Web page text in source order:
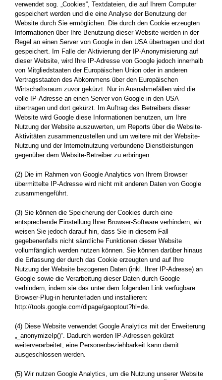
verwendet sog. „Cookies“, Textdateien, die auf Ihrem Computer
gespeichert werden und die eine Analyse der Benutzung der
Website durch Sie ermöglichen. Die durch den Cookie erzeugten
Informationen über Ihre Benutzung dieser Website werden in der
Regel an einen Server von Google in den USA übertragen und dort
gespeichert. Im Falle der Aktivierung der IP-Anonymisierung auf
dieser Website, wird Ihre IP-Adresse von Google jedoch innerhalb
von Mitgliedstaaten der Europäischen Union oder in anderen
Vertragsstaaten des Abkommens über den Europäischen
Wirtschaftsraum zuvor gekürzt. Nur in Ausnahmefällen wird die
volle IP-Adresse an einen Server von Google in den USA
übertragen und dort gekürzt. Im Auftrag des Betreibers dieser
Website wird Google diese Informationen benutzen, um Ihre
Nutzung der Website auszuwerten, um Reports über die Website-
Aktivitäten zusammenzustellen und um weitere mit der Website-
Nutzung und der Internetnutzung verbundene Dienstleistungen
gegenüber dem Website-Betreiber zu erbringen.
(2) Die im Rahmen von Google Analytics von Ihrem Browser
übermittelte IP-Adresse wird nicht mit anderen Daten von Google
zusammengeführt.
(3) Sie können die Speicherung der Cookies durch eine
entsprechende Einstellung Ihrer Browser-Software verhindern; wir
weisen Sie jedoch darauf hin, dass Sie in diesem Fall
gegebenenfalls nicht sämtliche Funktionen dieser Website
vollumfänglich werden nutzen können. Sie können darüber hinaus
die Erfassung der durch das Cookie erzeugten und auf Ihre
Nutzung der Website bezogenen Daten (inkl. Ihrer IP-Adresse) an
Google sowie die Verarbeitung dieser Daten durch Google
verhindern, indem sie das unter dem folgenden Link verfügbare
Browser-Plug-in herunterladen und installieren:
http://tools.google.com/dlpage/gaoptout?hl=de.
(4) Diese Website verwendet Google Analytics mit der Erweiterung
„_anonymizeIp()“. Dadurch werden IP-Adressen gekürzt
weiterverarbeitet, eine Personenbeziehbarkeit kann damit
ausgeschlossen werden.
(5) Wir nutzen Google Analytics, um die Nutzung unserer Website